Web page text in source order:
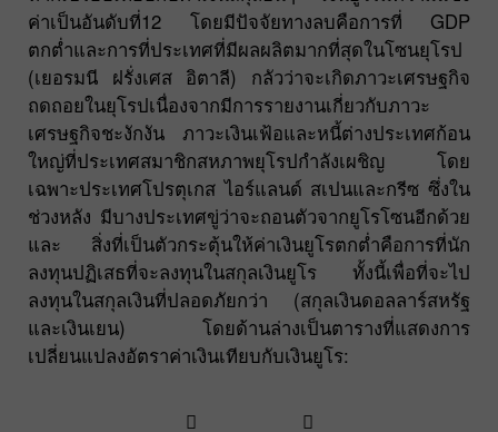
ค่าเป็นอันดับที่12 โดยมีปัจจัยทางลบคือการที่ GDP
ตกต่ำและการที่ประเทศที่มีผลผลิตมากที่สุดในโซนยุโรป
(เยอรมนี ฝรั่งเศส อิตาลี) กลัวว่าจะเกิดภาวะเศรษฐกิจ
ถดถอยในยุโรปเนื่องจากมีการรายงานเกี่ยวกับภาวะ
เศรษฐกิจชะงักงัน ภาวะเงินเฟ้อและหนี้ต่างประเทศก้อน
ใหญ่ที่ประเทศสมาชิกสหภาพยุโรปกำลังเผชิญ โดย
เฉพาะประเทศโปรตุเกส ไอร์แลนด์ สเปนและกรีซ ซึ่งใน
ช่วงหลัง มีบางประเทศขู่ว่าจะถอนตัวจากยูโรโซนอีกด้วย
และ สิ่งที่เป็นตัวกระตุ้นให้ค่าเงินยูโรตกต่ำคือการที่นัก
ลงทุนปฏิเสธที่จะลงทุนในสกุลเงินยูโร ทั้งนี้เพื่อที่จะไป
ลงทุนในสกุลเงินที่ปลอดภัยกว่า (สกุลเงินดอลลาร์สหรัฐ
และเงินเยน) โดยด้านล่างเป็นตารางที่แสดงการ
เปลี่ยนแปลงอัตราค่าเงินเทียบกับเงินยูโร: